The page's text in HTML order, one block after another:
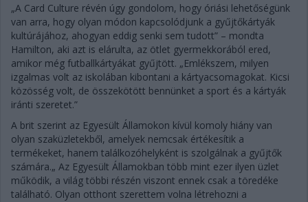
„A Card Culture révén úgy gondolom, hogy óriási lehetőségünk
van arra, hogy olyan módon kapcsolódjunk a gyűjtőkártyák
kultúrájához, ahogyan eddig senki sem tudott” – mondta
Hamilton, aki azt is elárulta, az ötlet gyermekkorából ered,
amikor még futballkártyákat gyűjtött. „Emlékszem, milyen
izgalmas volt az iskolában kibontani a kártyacsomagokat. Kicsi
közösség volt, de összekötött bennünket a sport és a kártyák
iránti szeretet.”
A brit szerint az Egyesült Államokon kívül komoly hiány van
olyan szaküzletekből, amelyek nemcsak értékesítik a
termékeket, hanem találkozóhelyként is szolgálnak a gyűjtők
számára.„ Az Egyesült Államokban több mint ezer ilyen üzlet
működik, a világ többi részén viszont ennek csak a töredéke
található. Olyan otthont szerettem volna létrehozni a